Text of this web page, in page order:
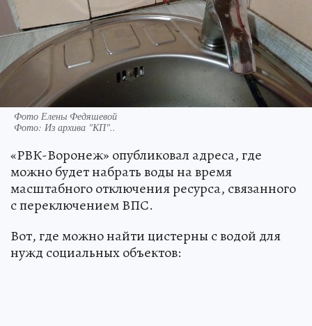
Фото Елены Федяшевой
Фото: Из архива "КП"..
«РВК-Воронеж» опубликовал адреса, где
можно будет набрать воды на время
масштабного отключения ресурса, связанного
с переключением ВПС.
Вот, где можно найти цистерны с водой для
нужд социальных объектов: